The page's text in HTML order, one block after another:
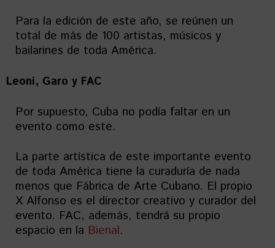
Para la edición de este año, se reúnen un
total de más de 100 artistas, músicos y
bailarines de toda América.
Leoni, Garo y FAC
Por supuesto, Cuba no podía faltar en un
evento como este.
La parte artística de este importante evento
de toda América tiene la curaduría de nada
menos que Fábrica de Arte Cubano. El propio
X Alfonso es el director creativo y curador del
evento. FAC, además, tendrá su propio
espacio en la Bienal.